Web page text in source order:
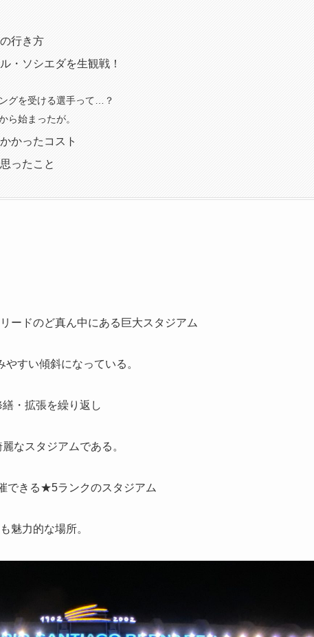
行き方
・ソシエダを生観戦！
グを受ける選手って…？
ら始まったが。
かったコスト
ったこと
ードのど真ん中にある巨大スタジアム
すい傾斜になっている。
・拡張を繰り返し
なスタジアムである。
できる★5ランクのスタジアム
魅力的な場所。